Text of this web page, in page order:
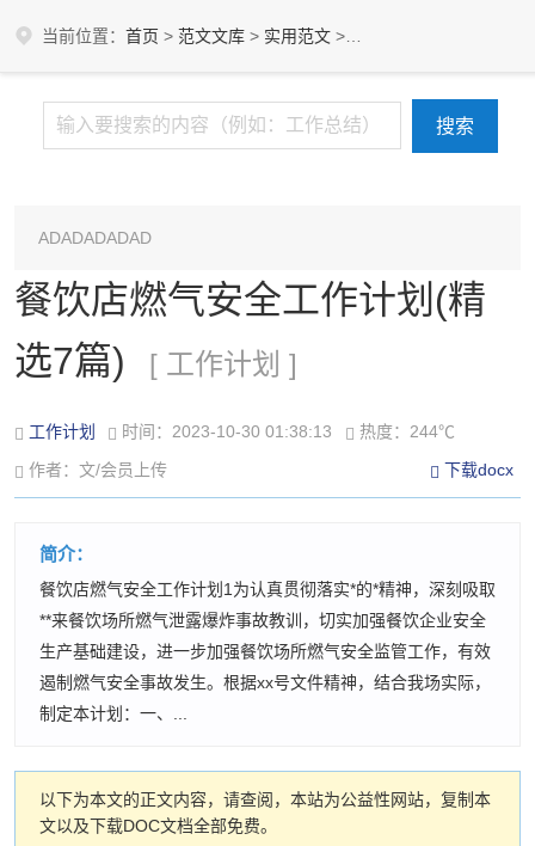
当前位置： 首页 > 范文文库 > 实用范文 >
ADADADADAD
餐饮店燃气安全工作计划(精
选7篇)
[ 工作计划 ]
工作计划 时间：2023-10-30 01:38:13
热度：244℃
作者：文/会员上传
下载docx
简介：
餐饮店燃气安全工作计划1为认真贯彻落实*的*精神，深刻吸取
**来餐饮场所燃气泄露爆炸事故教训，切实加强餐饮企业安全
生产基础建设，进一步加强餐饮场所燃气安全监管工作，有效
遏制燃气安全事故发生。根据xx号文件精神，结合我场实际，
制定本计划：一、...
以下为本文的正文内容，请查阅，本站为公益性网站，复制本
文以及下载DOC文档全部免费。